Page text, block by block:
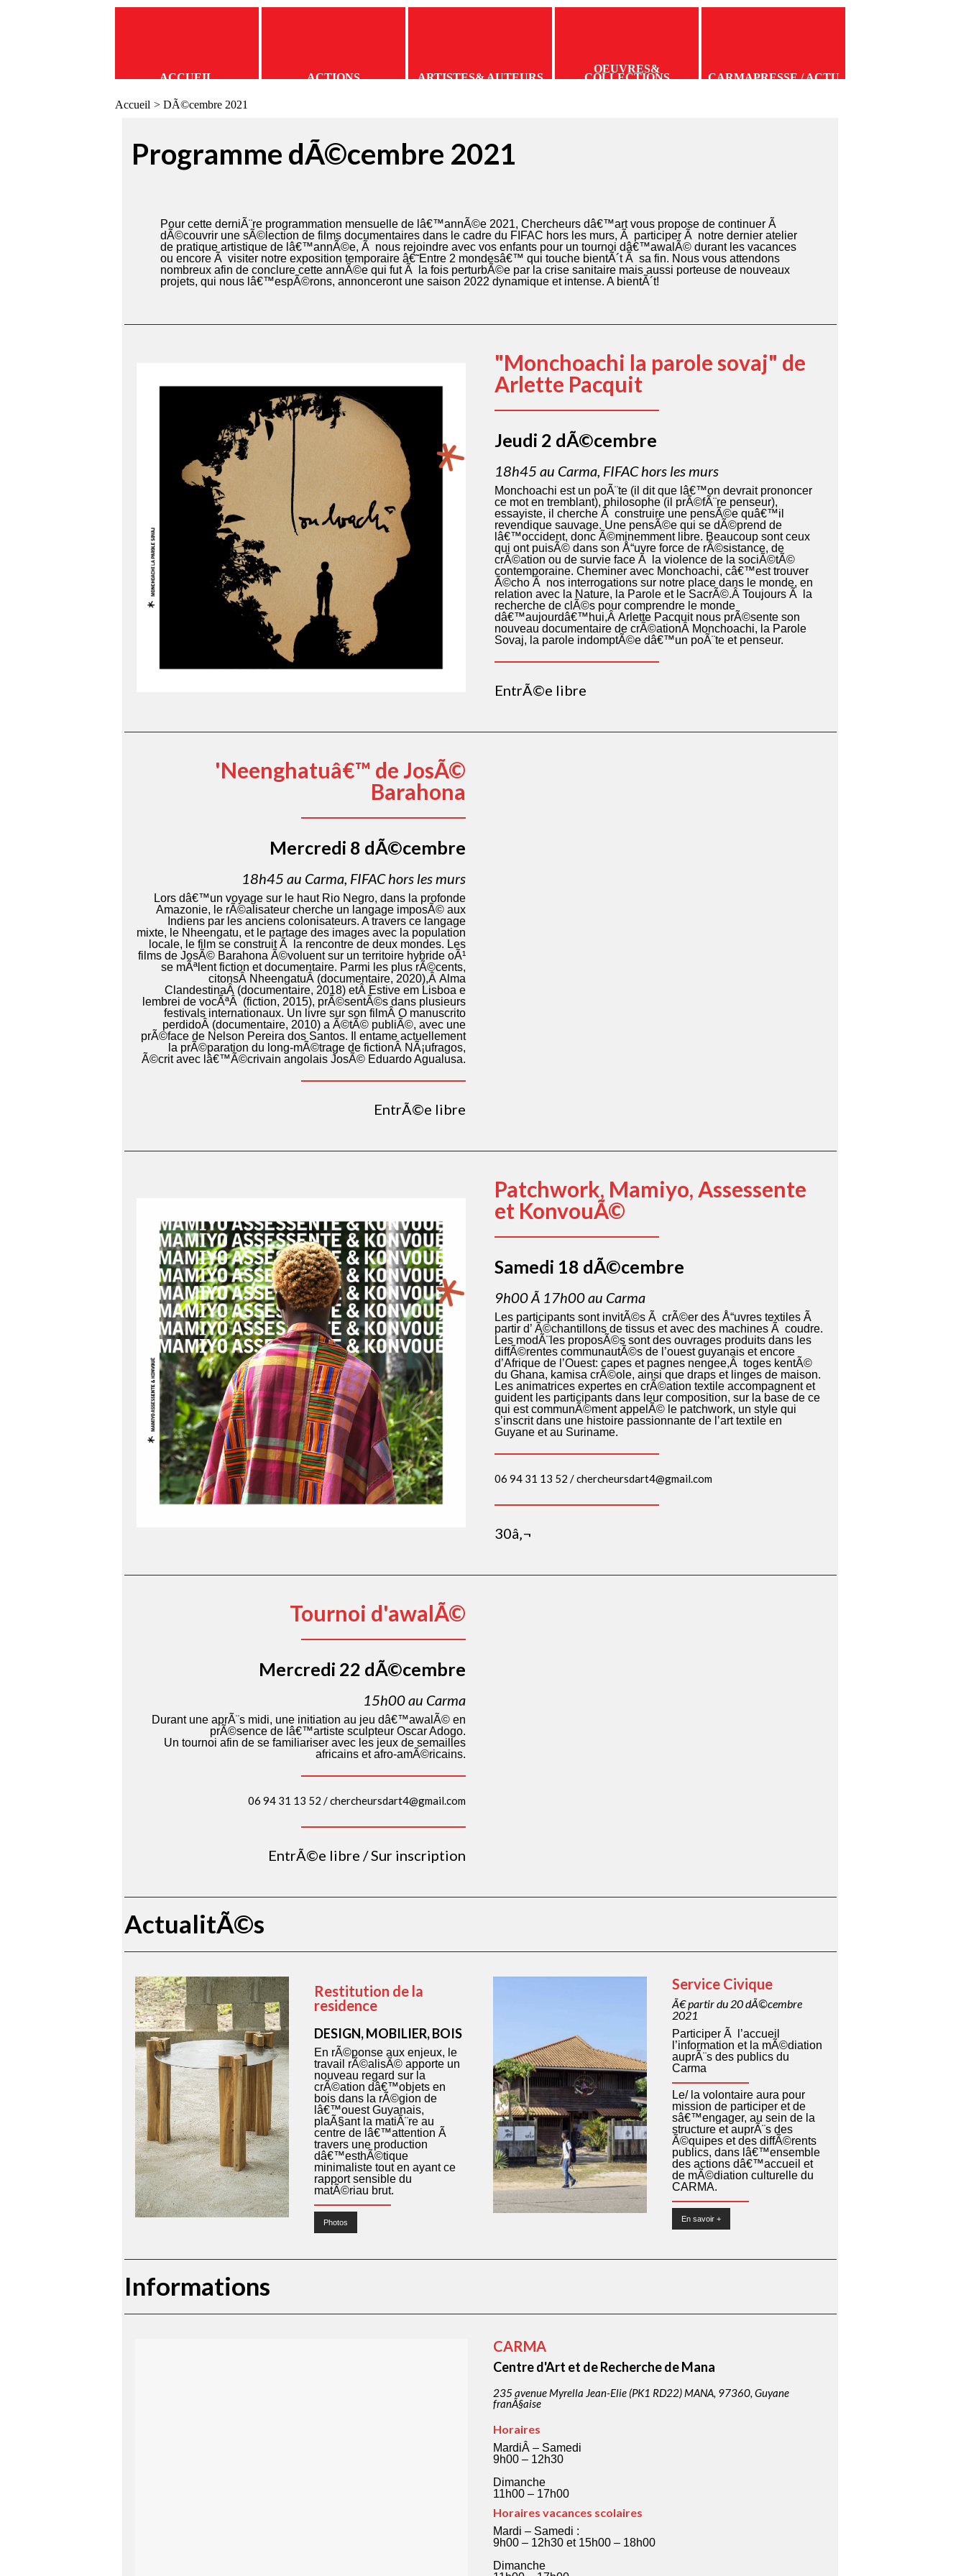
ACCUEIL ACTIONS ARTISTES& AUTEURS
OEUVRES&
COLLECTIONS CARMAPRESSE / ACTU
Accueil > DÃ©cembre 2021
Programme dÃ©cembre 2021
Pour cette derniÃ¨re programmation mensuelle de lâ€™annÃ©e 2021, Chercheurs dâ€™art vous propose de continuer Ã
dÃ©couvrir une sÃ©lection de films documentaires dans le cadre du FIFAC hors les murs, Ã participer Ã notre dernier atelier
de pratique artistique de lâ€™annÃ©e, Ã nous rejoindre avec vos enfants pour un tournoi dâ€™awalÃ© durant les vacances
ou encore Ã visiter notre exposition temporaire â€˜Entre 2 mondesâ€™ qui touche bientÃ´t Ã sa fin. Nous vous attendons
nombreux afin de conclure cette annÃ©e qui fut Ã la fois perturbÃ©e par la crise sanitaire mais aussi porteuse de nouveaux
projets, qui nous lâ€™espÃ©rons, annonceront une saison 2022 dynamique et intense. A bientÃ´t!
"Monchoachi la parole sovaj" de
Arlette Pacquit
Jeudi 2 dÃ©cembre
18h45 au Carma, FIFAC hors les murs
Monchoachi est un poÃ¨te (il dit que lâ€™on devrait prononcer
ce mot en tremblant), philosophe (il prÃ©fÃ¨re penseur),
essayiste, il cherche Ã construire une pensÃ©e quâ€™il
revendique sauvage. Une pensÃ©e qui se dÃ©prend de
lâ€™occident, donc Ã©minemment libre. Beaucoup sont ceux
qui ont puisÃ© dans son Å“uvre force de rÃ©sistance, de
crÃ©ation ou de survie face Ã la violence de la sociÃ©tÃ©
contemporaine. Cheminer avec Monchoachi, câ€™est trouver
Ã©cho Ã nos interrogations sur notre place dans le monde, en
relation avec la Nature, la Parole et le SacrÃ©.Â Toujours Ã la
recherche de clÃ©s pour comprendre le monde
dâ€™aujourdâ€™hui,Â Arlette Pacquit nous prÃ©sente son
nouveau documentaire de crÃ©ationÂ Monchoachi, la Parole
Sovaj, la parole indomptÃ©e dâ€™un poÃ¨te et penseur.
EntrÃ©e libre
'Neenghatuâ€™ de JosÃ©
Barahona
Mercredi 8 dÃ©cembre
18h45 au Carma, FIFAC hors les murs
Lors dâ€™un voyage sur le haut Rio Negro, dans la profonde
Amazonie, le rÃ©alisateur cherche un langage imposÃ© aux
Indiens par les anciens colonisateurs. A travers ce langage
mixte, le Nheengatu, et le partage des images avec la population
locale, le film se construit Ã la rencontre de deux mondes. Les
films de JosÃ© Barahona Ã©voluent sur un territoire hybride oÃ¹
se mÃªlent fiction et documentaire. Parmi les plus rÃ©cents,
citonsÂ NheengatuÂ (documentaire, 2020),Â Alma
ClandestinaÂ (documentaire, 2018) etÂ Estive em Lisboa e
lembrei de vocÃªÂ (fiction, 2015), prÃ©sentÃ©s dans plusieurs
festivals internationaux. Un livre sur son filmÂ O manuscrito
perdidoÂ (documentaire, 2010) a Ã©tÃ© publiÃ©, avec une
prÃ©face de Nelson Pereira dos Santos. Il entame actuellement
la prÃ©paration du long-mÃ©trage de fictionÂ NÃ¡ufragos,
Ã©crit avec lâ€™Ã©crivain angolais JosÃ© Eduardo Agualusa.
EntrÃ©e libre
Patchwork, Mamiyo, Assessente
et KonvouÃ©
Samedi 18 dÃ©cembre
9h00 Ã 17h00 au Carma
Les participants sont invitÃ©s Ã crÃ©er des Å“uvres textiles Ã
partir d’ Ã©chantillons de tissus et avec des machines Ã coudre.
Les modÃ¨les proposÃ©s sont des ouvrages produits dans les
diffÃ©rentes communautÃ©s de l’ouest guyanais et encore
d’Afrique de l’Ouest: capes et pagnes nengee,Â toges kentÃ©
du Ghana, kamisa crÃ©ole, ainsi que draps et linges de maison.
Les animatrices expertes en crÃ©ation textile accompagnent et
guident les participants dans leur composition, sur la base de ce
qui est communÃ©ment appelÃ© le patchwork, un style qui
s’inscrit dans une histoire passionnante de l’art textile en
Guyane et au Suriname.
06 94 31 13 52 / chercheursdart4@gmail.com
30â‚¬
Tournoi d'awalÃ©
Mercredi 22 dÃ©cembre
15h00 au Carma
Durant une aprÃ¨s midi, une initiation au jeu dâ€™awalÃ© en
prÃ©sence de lâ€™artiste sculpteur Oscar Adogo.
Un tournoi afin de se familiariser avec les jeux de semailles
africains et afro-amÃ©ricains.
06 94 31 13 52 / chercheursdart4@gmail.com
EntrÃ©e libre / Sur inscription
ActualitÃ©s
Restitution de la
residence
DESIGN, MOBILIER, BOIS
En rÃ©ponse aux enjeux, le
travail rÃ©alisÃ© apporte un
nouveau regard sur la
crÃ©ation dâ€™objets en
bois dans la rÃ©gion de
lâ€™ouest Guyanais,
plaÃ§ant la matiÃ¨re au
centre de lâ€™attention Ã
travers une production
dâ€™esthÃ©tique
minimaliste tout en ayant ce
rapport sensible du
matÃ©riau brut.
Photos
Service Civique
Ã€ partir du 20 dÃ©cembre
2021
Participer Ã l’accueil
l’information et la mÃ©diation
auprÃ¨s des publics du
Carma
Le/ la volontaire aura pour
mission de participer et de
sâ€™engager, au sein de la
structure et auprÃ¨s des
Ã©quipes et des diffÃ©rents
publics, dans lâ€™ensemble
des actions dâ€™accueil et
de mÃ©diation culturelle du
CARMA.
En savoir +
Informations
CARMA
Centre d'Art et de Recherche de Mana
235 avenue Myrella Jean-Elie (PK1 RD22) MANA, 97360, Guyane
franÃ§aise
Horaires
MardiÂ – Samedi
9h00 – 12h30
Dimanche
11h00 – 17h00
Horaires vacances scolaires
Mardi – Samedi :
9h00 – 12h30 et 15h00 – 18h00
Dimanche